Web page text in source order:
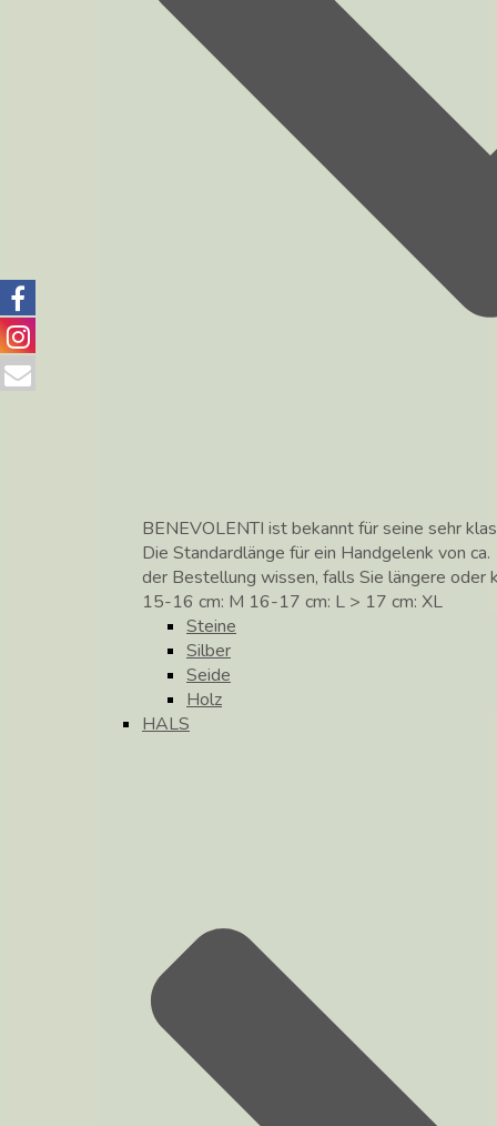
BENEVOLENTI ist bekannt für seine sehr
Die Standardlänge für ein Handgelenk von
der Bestellung wissen, falls Sie längere oder
15-16 cm: M 16-17 cm: L > 17 cm: XL
Steine
Silber
Seide
Holz
HALS